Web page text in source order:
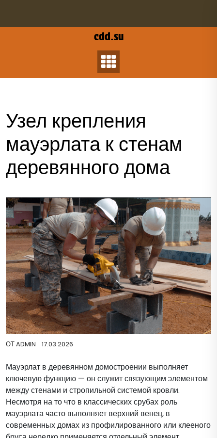
содержанию
cdd.su
Узел крепления
мауэрлата к стенам
деревянного дома
ОТADMIN 17.03.2026
Мауэрлат в деревянном домостроении выполняет
ключевую функцию — он служит связующим элементом
между стенами и стропильной системой кровли.
Несмотря на то что в классических срубах роль
мауэрлата часто выполняет верхний венец, в
современных домах из профилированного или клееного